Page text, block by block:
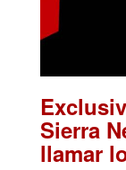
Sierra
llamar